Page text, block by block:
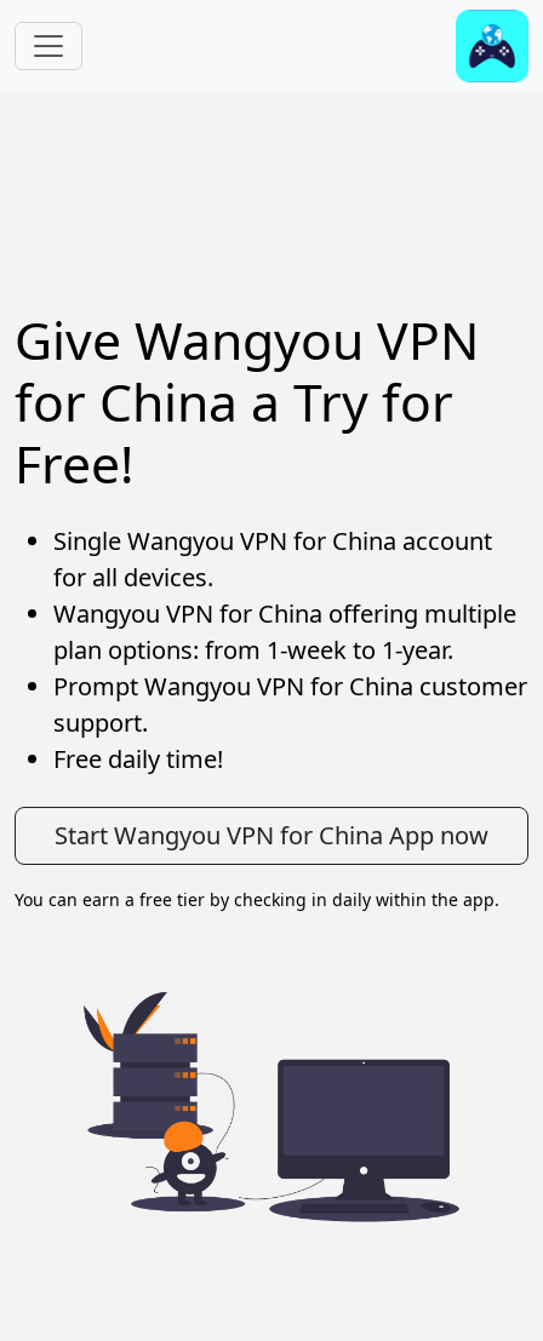
Give Wangyou VPN
for China a Try for
Free!
Single Wangyou VPN for China account
for all devices.
Wangyou VPN for China offering multiple
plan options: from 1-week to 1-year.
Prompt Wangyou VPN for China customer
support.
Free daily time!
Start Wangyou VPN for China App now
You can earn a free tier by checking in daily within the app.